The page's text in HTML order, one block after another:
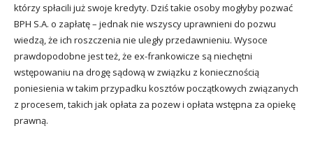
którzy spłacili już swoje kredyty. Dziś takie osoby mogłyby pozwać
BPH S.A. o zapłatę – jednak nie wszyscy uprawnieni do pozwu
wiedzą, że ich roszczenia nie uległy przedawnieniu. Wysoce
prawdopodobne jest też, że ex-frankowicze są niechętni
wstępowaniu na drogę sądową w związku z koniecznością
poniesienia w takim przypadku kosztów początkowych związanych
z procesem, takich jak opłata za pozew i opłata wstępna za opiekę
prawną.